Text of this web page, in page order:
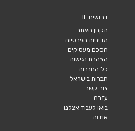
דרושים IL
תקנון האתר
מדיניות הפרטיות
הסכם מעסיקים
הצהרת נגישות
כל החברות
חברות בישראל
צור קשר
עזרה
בואו לעבוד אצלנו
אודות